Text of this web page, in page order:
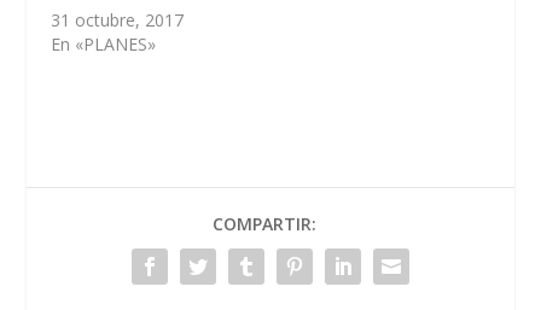
31 octubre, 2017
En «PLANES»
COMPARTIR: